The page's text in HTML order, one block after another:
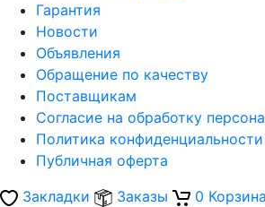
Гарантия
Новости
Объявления
Обращение по качеству
Поставщикам
Согласие на обработку
Политика конфиденциальности
Публичная оферта
Закладки
Заказы 0 Корзина